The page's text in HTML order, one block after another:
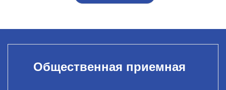
Общественная приемная